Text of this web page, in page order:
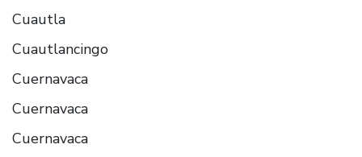
Cuautla
Cuautlancingo
Cuernavaca
Cuernavaca
Cuernavaca